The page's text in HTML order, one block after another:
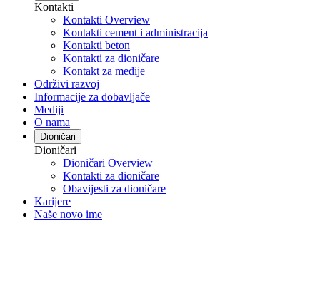
Kontakti
Kontakti Overview
Kontakti cement i administracija
Kontakti beton
Kontakti za dioničare
Kontakt za medije
Održivi razvoj
Informacije za dobavljače
Mediji
O nama
Dioničari
Dioničari
Dioničari Overview
Kontakti za dioničare
Obavijesti za dioničare
Karijere
Naše novo ime